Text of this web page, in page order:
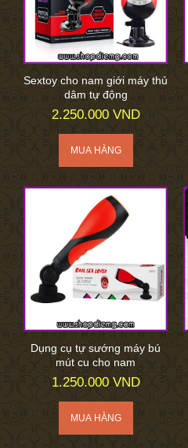
Sextoy cho nam giới máy thủ
dâm tự động
2.250.000 VND
Dụng cụ tự sướng máy bú
mút cu cho nam
1.250.000 VND